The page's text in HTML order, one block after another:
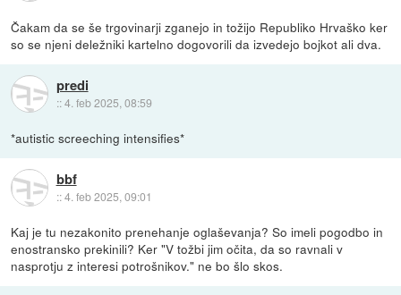
Čakam da se še trgovinarji zganejo in tožijo Republiko Hrvaško ker
so se njeni deležniki kartelno dogovorili da izvedejo bojkot ali dva.
predi
::4. feb 2025, 08:59
*autistic screeching intensifies*
bbf
::4. feb 2025, 09:01
Kaj je tu nezakonito prenehanje oglaševanja? So imeli pogodbo in
enostransko prekinili? Ker "V tožbi jim očita, da so ravnali v
nasprotju z interesi potrošnikov." ne bo šlo skos.